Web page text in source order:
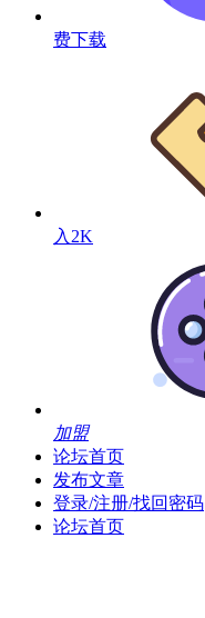
费下载
入2K
加盟
论坛首页
发布文章
登录/注册/找回密码
论坛首页